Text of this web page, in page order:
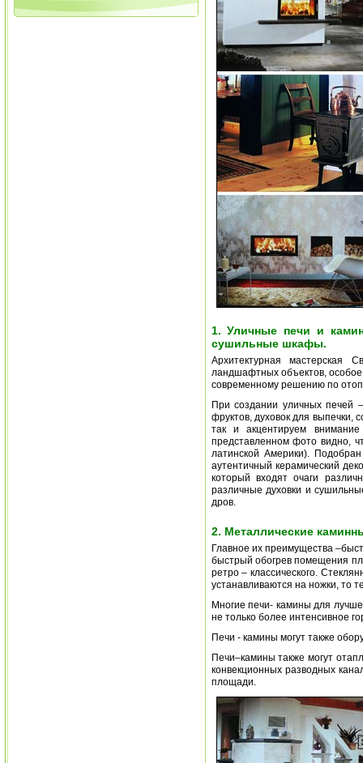
1. Уличные печи и
сушильные шкафы.
Архитектурная мастерская
ландшафтных объектов, особое
современному решению по
При создании уличных печей
фруктов, духовок для
так и акцентируем
представленном фото видно,
латинской Америки).
аутентичный керамический
который входят очаги
различные духовки и
дров.
2. Металлические
Главное их преимущества
быстрый обогрев помещения
ретро – классического.
устанавливаются на ножки, то
Многие печи- камины для
не только более интенсивное
Печи - камины могут также
Печи–камины также могут
конвекционных разводных
площади.